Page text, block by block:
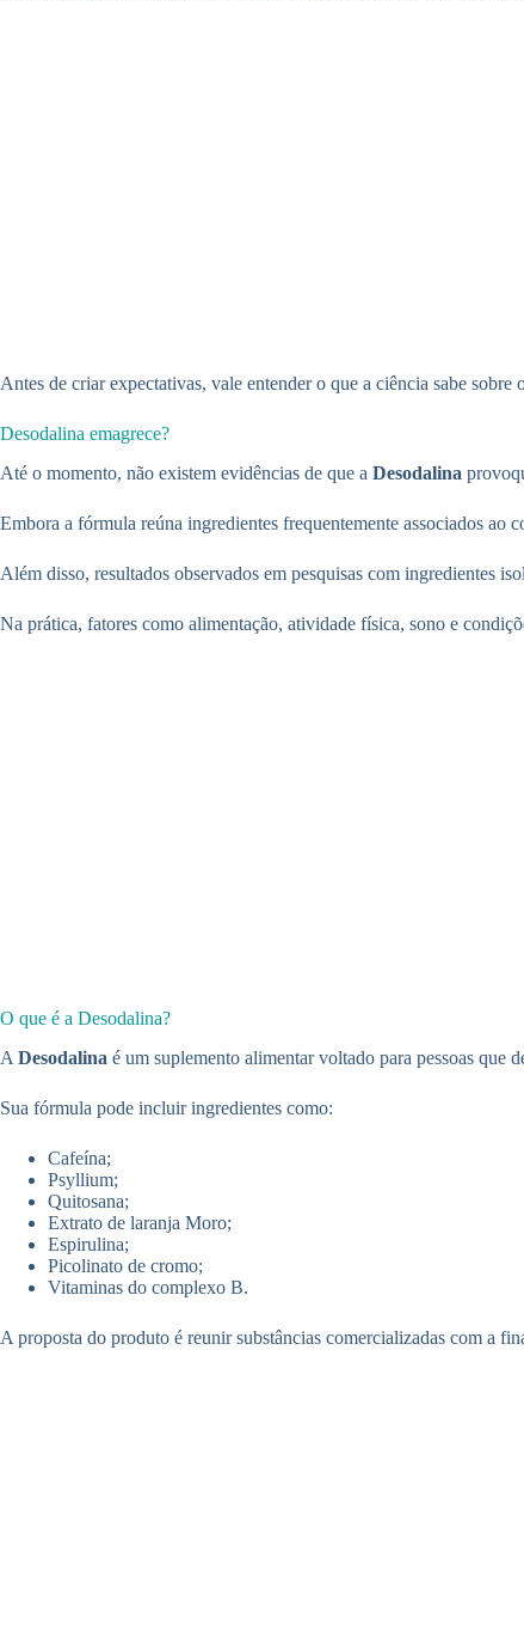
Antes de criar expectativas, vale entender o que a ciência sabe
Desodalina emagrece?
Até o momento, não existem evidências de que a Desodalina
Embora a fórmula reúna ingredientes frequentemente associados ao
Além disso, resultados observados em pesquisas com ingredientes
Na prática, fatores como alimentação, atividade física, sono e
O que é a Desodalina?
A Desodalina é um suplemento alimentar voltado para pessoas que
Sua fórmula pode incluir ingredientes como:
Cafeína;
Psyllium;
Quitosana;
Extrato de laranja Moro;
Espirulina;
Picolinato de cromo;
Vitaminas do complexo B.
A proposta do produto é reunir substâncias comercializadas com a